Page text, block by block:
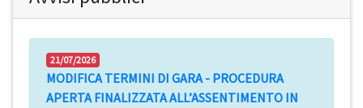
21/07/2026
MODIFICA TERMINI DI GARA - PROCEDURA
APERTA FINALIZZATA ALL’ASSENTIMENTO IN